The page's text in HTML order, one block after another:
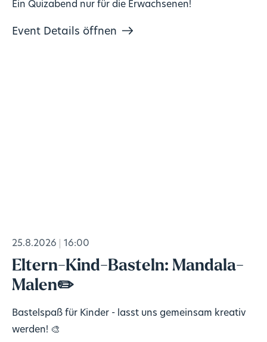
Ein Quizabend nur für die Erwachsenen!
Event Details öffnen
25.8.2026 16:00
Eltern-Kind-Basteln: Mandala-
Malen✏️
Bastelspaß für Kinder - lasst uns gemeinsam kreativ
werden! 🎨